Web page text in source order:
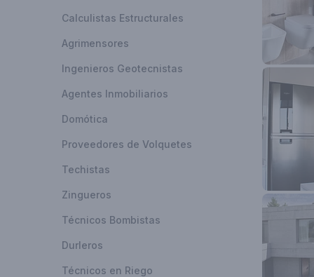
Calculistas Estructurales
Agrimensores
Ingenieros Geotecnistas
Agentes Inmobiliarios
Domótica
Proveedores de Volquetes
Techistas
Zingueros
Técnicos Bombistas
Durleros
Técnicos en Riego